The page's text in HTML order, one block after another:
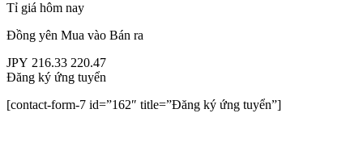
Tỉ giá hôm nay
Đồng yên Mua vào Bán ra
JPY 216.33 220.47
Đăng ký ứng tuyển
[contact-form-7 id=”162″ title=”Đăng ký ứng tuyển”]